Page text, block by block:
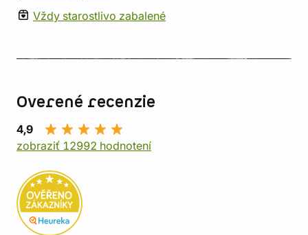
Vždy starostlivo zabalené
Overené recenzie
4,9
zobraziť 12992 hodnotení